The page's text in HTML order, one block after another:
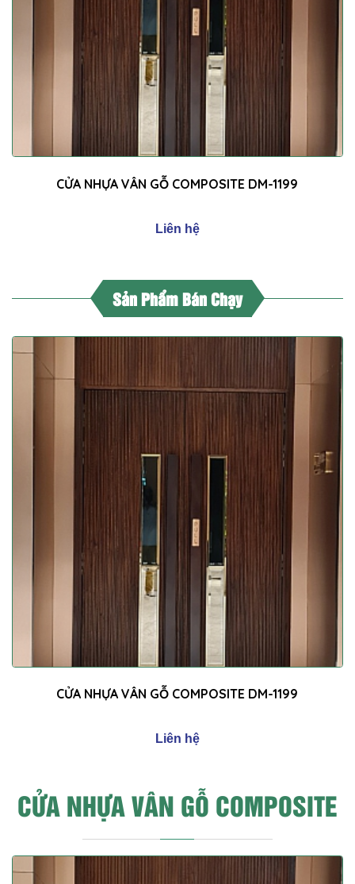
CỬA NHỰA VÂN GỖ COMPOSITE DM-1199
Liên hệ
Sản Phẩm Bán Chạy
CỬA NHỰA VÂN GỖ COMPOSITE DM-1199
Liên hệ
CỬA NHỰA VÂN GỖ COMPOSITE